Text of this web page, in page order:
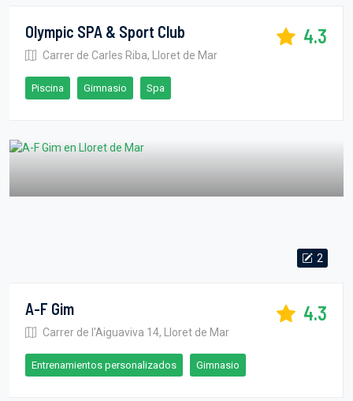
Olympic SPA & Sport Club
Carrer de Carles Riba, Lloret de Mar
4.3
Piscina Gimnasio Spa
2
A-F Gim
Carrer de l'Aiguaviva 14, Lloret de Mar
4.3
Entrenamientos personalizados Gimnasio